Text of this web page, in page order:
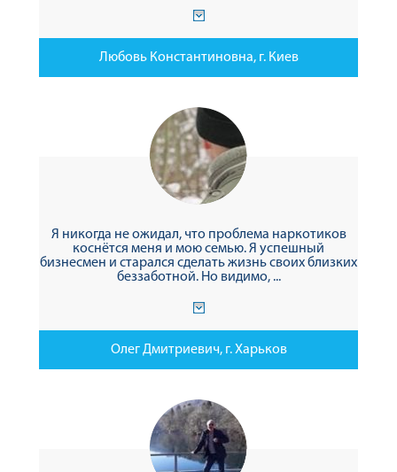
Любовь Константиновна, г. Киев
Я никогда не ожидал, что проблема наркотиков
коснётся меня и мою семью. Я успешный
бизнесмен и старался сделать жизнь своих близких
беззаботной. Но видимо, ...
Олег Дмитриевич, г. Харьков